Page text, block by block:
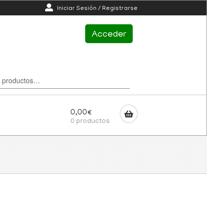
Iniciar Sesión / Registrarse
Acceder
0,00€
0 productos